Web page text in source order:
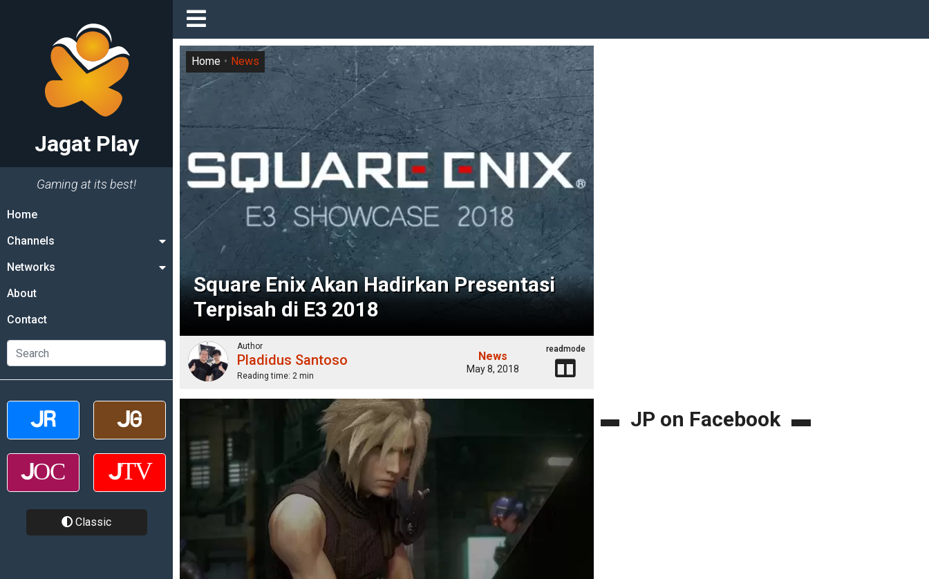
Jagat Play
Gaming at its best!
Home
Channels
Networks
About
Contact
Classic
Square Enix Akan Hadirkan Presentasi
Terpisah di E3 2018
Home News
Author
Pladidus Santoso
Reading time: 2 min
News
May 8, 2018
readmode
JP on Facebook